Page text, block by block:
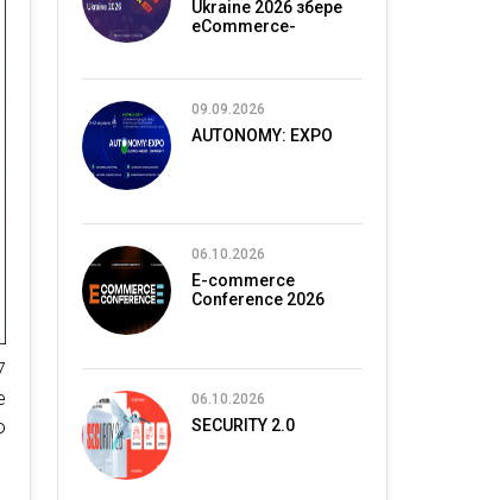
Ukraine 2026 збере
eCommerce-
09.09.2026
AUTONOMY: EXPO
06.10.2026
E-commerce
Conference 2026
06.10.2026
SECURITY 2.0